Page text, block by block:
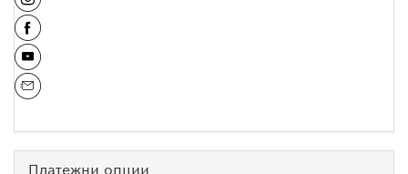
Платежни опции